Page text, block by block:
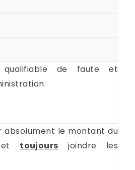
qualifiable de faute et
absolument le montant du
et toujours joindre les